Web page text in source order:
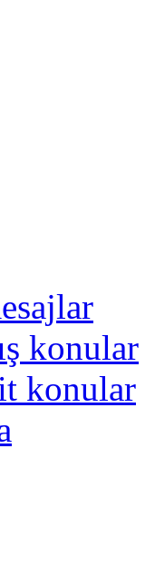
konular
konular